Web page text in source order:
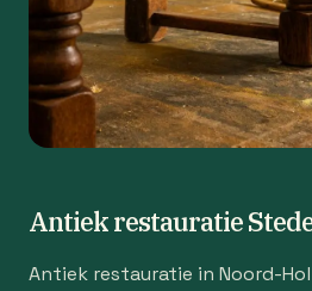
Antiek restauratie
Antiek restauratie in Noord-